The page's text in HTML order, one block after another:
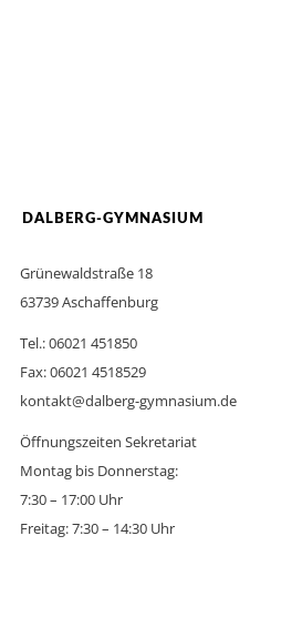
DALBERG-GYMNASIUM
Grünewaldstraße 18
63739 Aschaffenburg
Tel.: 06021 451850
Fax: 06021 4518529
kontakt@dalberg-gymnasium.de
Öffnungszeiten Sekretariat
Montag bis Donnerstag:
7:30 – 17:00 Uhr
Freitag: 7:30 – 14:30 Uhr